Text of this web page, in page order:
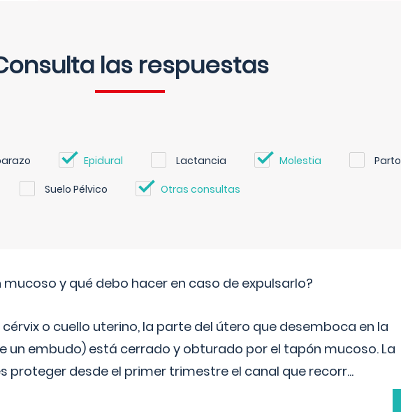
las respuestas
Epidural Lactancia Molestia Parto
Suelo Pélvico Otras consultas
mucoso y qué debo hacer en caso de expulsarlo?
o cuello uterino, la parte del útero que desemboca en la
un embudo) está cerrado y obturado por el tapón mucoso. La
proteger desde el primer trimestre el canal que recorr...